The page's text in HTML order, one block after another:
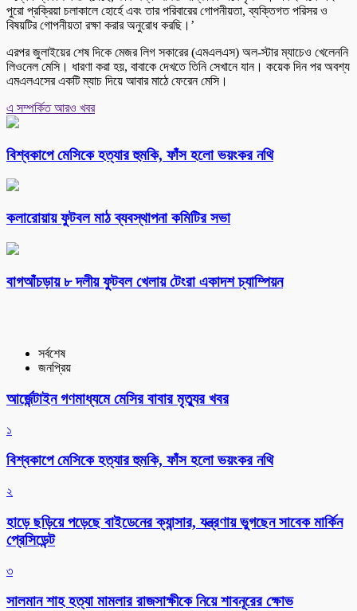
পুরো প্রক্রিয়া চলাকালে হোর্হে এবং তার পরিবারের গোপনীয়তা, ব্যক্তিগত পরিসর ও
বিষয়টির গোপনীয়তা রক্ষা করার অনুরোধ করছি।’
এরপর জুলাইয়ের শেষ দিকে মেজর লিগ সকারের (এমএলএস) অল-স্টার ম্যাচেও খেলেননি
লিওনেল মেসি। ধারণা করা হয়, বাবাকে দেখতে তিনি সেখানে যান। কয়েক দিন পর অবশ্য
এমএলএসের একটি ম্যাচ দিয়ে আবার মাঠে ফেরেন মেসি।
এ সম্পর্কিত আরও খবর
বিশ্বকাপে মেসিকে হত্যার হুমকি, ফাঁস হলো ভয়ংকর নথি
কলারোয়ায় ফুটবল মাঠ ব্যবস্থাপনা কমিটির সভা
বাগআঁচড়ায় ৮ দলীয় ফুটবল খেলায় টেংরা একাদশ চ্যাম্পিয়ন
সর্বশেষ
জনপ্রিয়
আর্জেন্টাইন গণমাধ্যমে মেসির বাবার মৃত্যুর খবর
১
বিশ্বকাপে মেসিকে হত্যার হুমকি, ফাঁস হলো ভয়ংকর নথি
২
হাড়ে ছড়িয়ে পড়েছে বাইডেনের ক্যান্সার, যন্ত্রণায় ভুগছেন সাবেক মার্কিন
প্রেসিডেন্ট
৩
সালমান শাহ হত্যা মামলার রাজসাক্ষীকে নিয়ে শাবনূরের ক্ষোভ